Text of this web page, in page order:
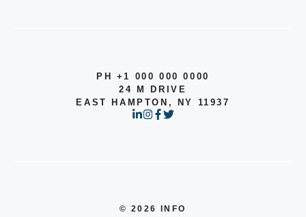
PH +1 000 000 0000
24 M DRIVE
EAST HAMPTON, NY 11937
© 2026 INFO